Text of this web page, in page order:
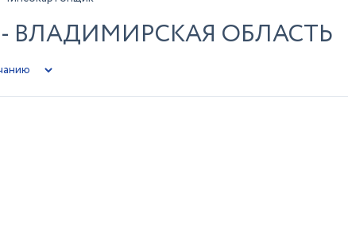
ВЛАДИМИРСКАЯ ОБЛАСТЬ